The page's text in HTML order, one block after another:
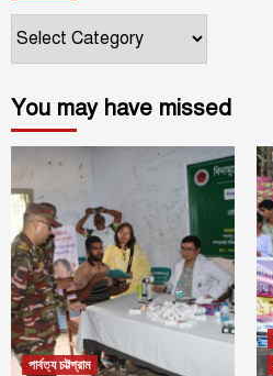
ক্যাটাগরি
You may have missed
পার্বত্য চট্টগ্রাম